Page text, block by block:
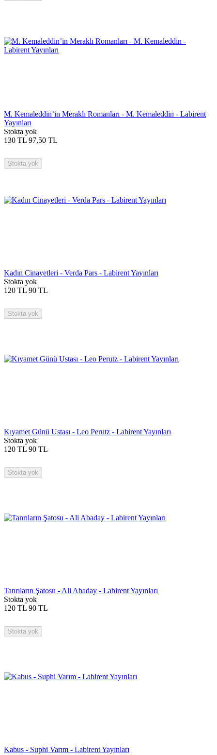
M. Kemaleddin’in Meraklı Romanları - M. Kemaleddin - Labirent
Yayınları
Stokta yok
130 TL 97,50 TL
Stokta yok
Kadın Cinayetleri - Verda Pars - Labirent Yayınları
Stokta yok
120 TL 90 TL
Stokta yok
Kıyamet Günü Ustası - Leo Perutz - Labirent Yayınları
Stokta yok
120 TL 90 TL
Stokta yok
Tanrıların Şatosu - Ali Abaday - Labirent Yayınları
Stokta yok
120 TL 90 TL
Stokta yok
Kabus - Suphi Varım - Labirent Yayınları